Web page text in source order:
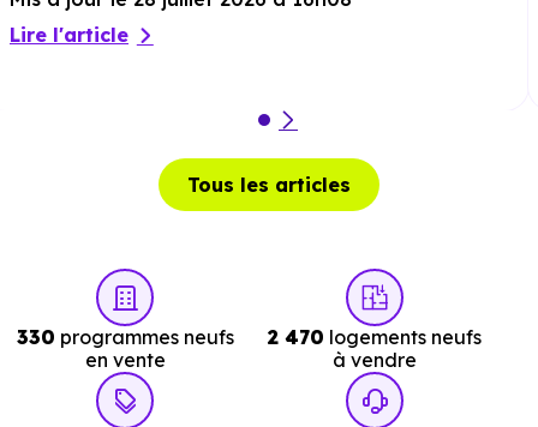
Bibliothèque :
Lire l'article
Tous les articles
330 programmes neufs
en vente
2 470 logements neufs
à vendre